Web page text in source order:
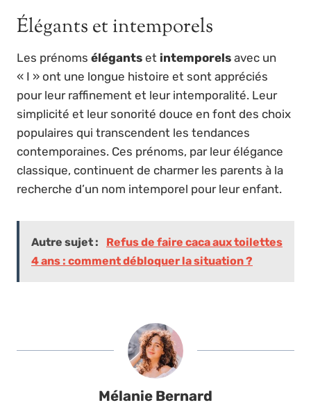
Élégants et intemporels
Les prénoms élégants et intemporels avec un
« I » ont une longue histoire et sont appréciés
pour leur raffinement et leur intemporalité. Leur
simplicité et leur sonorité douce en font des choix
populaires qui transcendent les tendances
contemporaines. Ces prénoms, par leur élégance
classique, continuent de charmer les parents à la
recherche d’un nom intemporel pour leur enfant.
Autre sujet :
Refus de faire caca aux toilettes
4 ans : comment débloquer la situation ?
Mélanie Bernard